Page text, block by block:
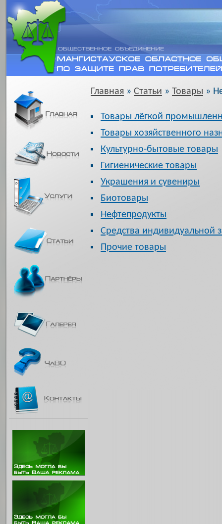
Главная » Статьи » Товары »
Товары лёгкой
Товары хозяйственного
Культурно-бытовые товары
Гигиенические товары
Украшения и сувениры
Биотовары
Нефтепродукты
Средства индивидуальной
Прочие товары